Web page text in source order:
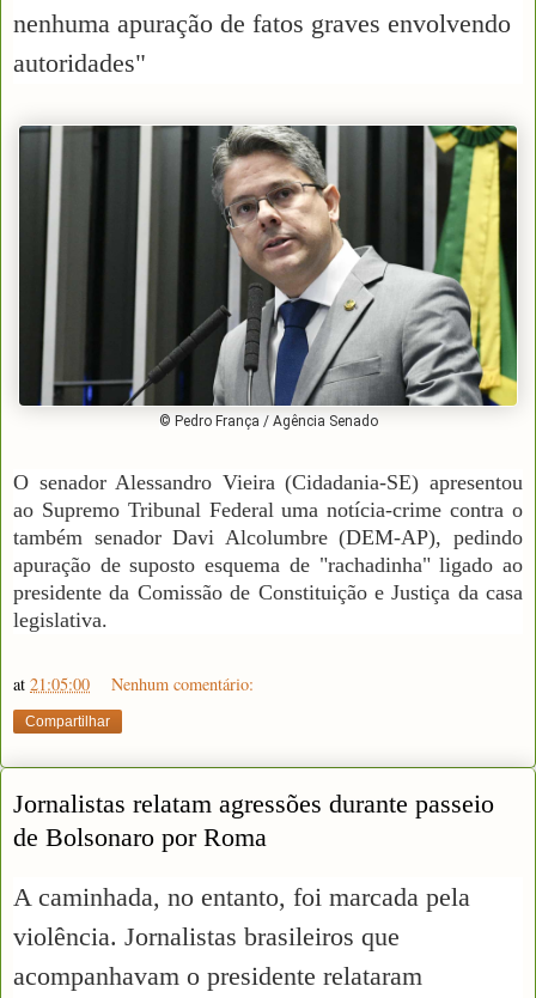
nenhuma apuração de fatos graves envolvendo
autoridades"
© Pedro França / Agência Senado
O senador Alessandro Vieira (Cidadania-SE) apresentou
ao Supremo Tribunal Federal uma notícia-crime contra o
também senador Davi Alcolumbre (DEM-AP), pedindo
apuração de suposto esquema de "rachadinha" ligado ao
presidente da Comissão de Constituição e Justiça da casa
legislativa.
at 21:05:00 Nenhum comentário:
Compartilhar
Jornalistas relatam agressões durante passeio
de Bolsonaro por Roma
A caminhada, no entanto, foi marcada pela
violência. Jornalistas brasileiros que
acompanhavam o presidente relataram